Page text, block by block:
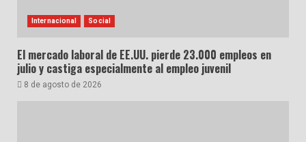
Internacional Social
El mercado laboral de EE.UU. pierde 23.000 empleos en
julio y castiga especialmente al empleo juvenil
8 de agosto de 2026